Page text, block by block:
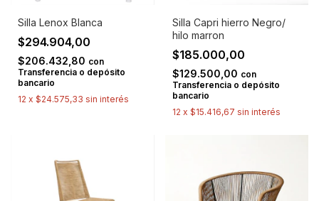
Silla Lenox Blanca
$294.904,00
$206.432,80 con
Transferencia o depósito
bancario
12 x $24.575,33 sin interés
Silla Capri hierro Negro/
hilo marron
$185.000,00
$129.500,00 con
Transferencia o depósito
bancario
12 x $15.416,67 sin interés